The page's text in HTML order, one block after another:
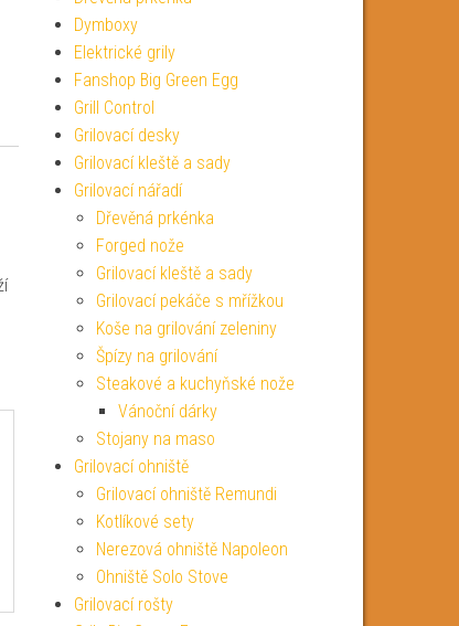
Dymboxy
Elektrické grily
Fanshop Big Green Egg
Grill Control
Grilovací desky
Grilovací kleště a sady
Grilovací nářadí
Dřevěná prkénka
Forged nože
Grilovací kleště a sady
Grilovací pekáče s mřížkou
Koše na grilování zeleniny
Špízy na grilování
Steakové a kuchyňské nože
Vánoční dárky
Stojany na maso
Grilovací ohniště
Grilovací ohniště Remundi
Kotlíkové sety
Nerezová ohniště Napoleon
Ohniště Solo Stove
Grilovací rošty